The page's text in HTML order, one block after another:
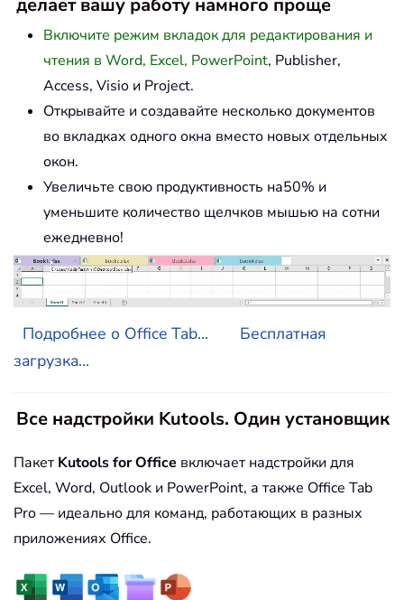
Включите режим вкладок для редактирования и
чтения в Word, Excel, PowerPoint, Publisher,
Access, Visio и Project.
Открывайте и создавайте несколько документов
во вкладках одного окна вместо новых отдельных
окон.
Увеличьте свою продуктивность на50% и
уменьшите количество щелчков мышью на сотни
ежедневно!
Подробнее о Office Tab...
Бесплатная
загрузка...
Все надстройки Kutools. Один установщик
Пакет Kutools for Office включает надстройки для
Excel, Word, Outlook и PowerPoint, а также Office Tab
Pro — идеально для команд, работающих в разных
приложениях Office.